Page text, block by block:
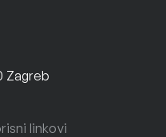
Zagreb
linkovi